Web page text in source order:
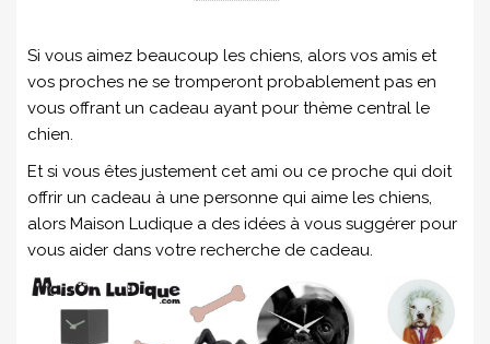
Si vous aimez beaucoup les chiens, alors vos amis et
vos proches ne se tromperont probablement pas en
vous offrant un cadeau ayant pour thème central le
chien.
Et si vous êtes justement cet ami ou ce proche qui doit
offrir un cadeau à une personne qui aime les chiens,
alors Maison Ludique a des idées à vous suggérer pour
vous aider dans votre recherche de cadeau.